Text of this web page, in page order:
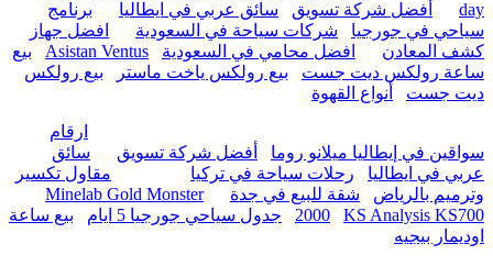
day
أفضل شركة تسويق سائق عربي في ايطاليا
برنامج
سياحي في جورجيا
شركات سياحة في السعودية
افضل جهاز
كشف المعادن
افضل محامي في السعودية Asistan Ventus
بيع
ساعة رولكس ديت جست
بيع رولكس ياخت ماستر
بيع رولكس
ديت جست
أنواع القهوة
ارقام
سواقين في إيطاليا ميلانو روما
أفضل شركة تسويق
سائق
عربي في ايطاليا
رحلات سياحة في تركيا
مقاول تكسير
وترميم بالرياض
شقة للبيع في جدة
Minelab Gold Monster
2000
KS Analysis KS700 جدول سياحي جورجيا 5 ايام
بيع ساعة
اوديمار بيجيه